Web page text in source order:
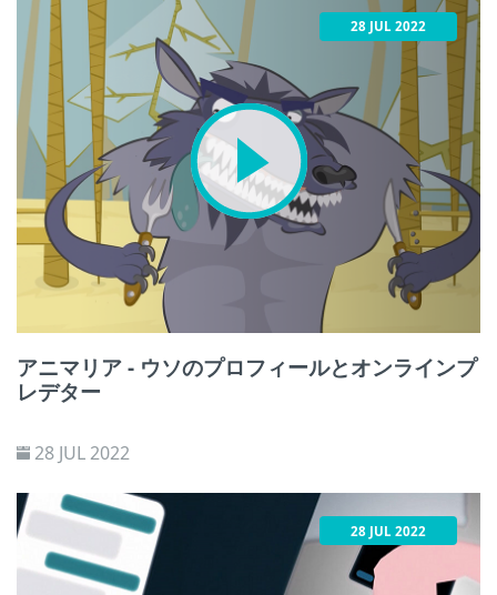
28 JUL 2022
アニマリア - ウソのプロフィールとオンラインプ
レデター
28 JUL 2022
28 JUL 2022